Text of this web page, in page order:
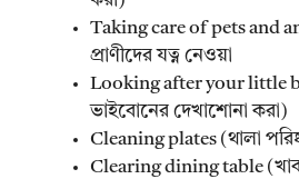
Taking care of pets and
প্রাণীদের যত্ন নেওয়া
Looking after your little
ভাইবোনের দেখাশোনা করা)
Cleaning plates (থালা
Clearing dining table